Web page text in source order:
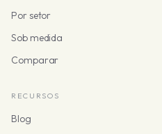
Por setor
Sob medida
Comparar
RECURSOS
Blog